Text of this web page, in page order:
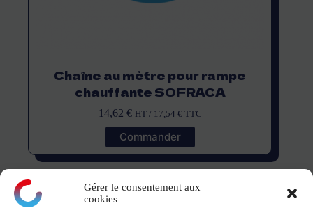
Gérer le consentement aux
cookies
Chaîne au mètre pour rampe
chauffante SOFRACA
14,62 € HT / 17,54 € TTC
Commander